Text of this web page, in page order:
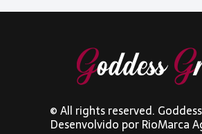
© All rights reserved.
Desenvolvido porRioMarca